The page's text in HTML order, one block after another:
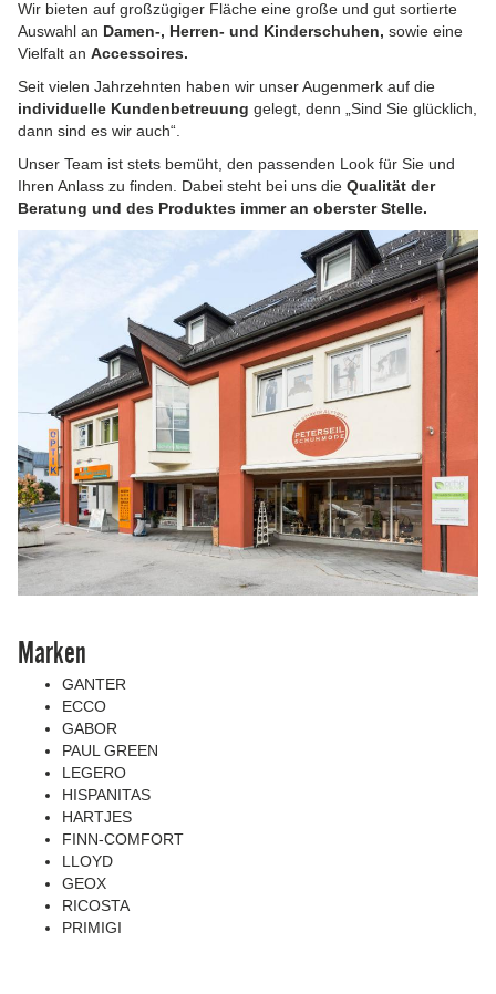
Wir bieten auf großzügiger Fläche eine große und gut sortierte
Auswahl an Damen-, Herren- und Kinderschuhen, sowie eine
Vielfalt an Accessoires.
Seit vielen Jahrzehnten haben wir unser Augenmerk auf die
individuelle Kundenbetreuung gelegt, denn „Sind Sie glücklich,
dann sind es wir auch“.
Unser Team ist stets bemüht, den passenden Look für Sie und
Ihren Anlass zu finden. Dabei steht bei uns die Qualität der
Beratung und des Produktes immer an oberster Stelle.
Marken
GANTER
ECCO
GABOR
PAUL GREEN
LEGERO
HISPANITAS
HARTJES
FINN-COMFORT
LLOYD
GEOX
RICOSTA
PRIMIGI